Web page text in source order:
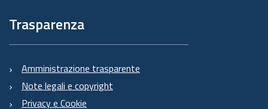
Trasparenza
Amministrazione trasparente
Note legali e copyright
Privacy e Cookie